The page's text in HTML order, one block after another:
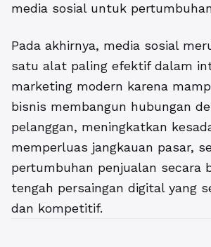
media sosial untuk
Pada akhirnya, media sosial
satu alat paling efektif dalam
marketing modern karena
bisnis membangun hubungan
pelanggan, meningkatkan
memperluas jangkauan pasar,
pertumbuhan penjualan secara
tengah persaingan digital yang
dan kompetitif.